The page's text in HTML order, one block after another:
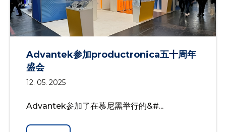
Advantek参加productronica五十周年
盛会
12. 05. 2025
Advantek参加了在慕尼黑举行的&#...